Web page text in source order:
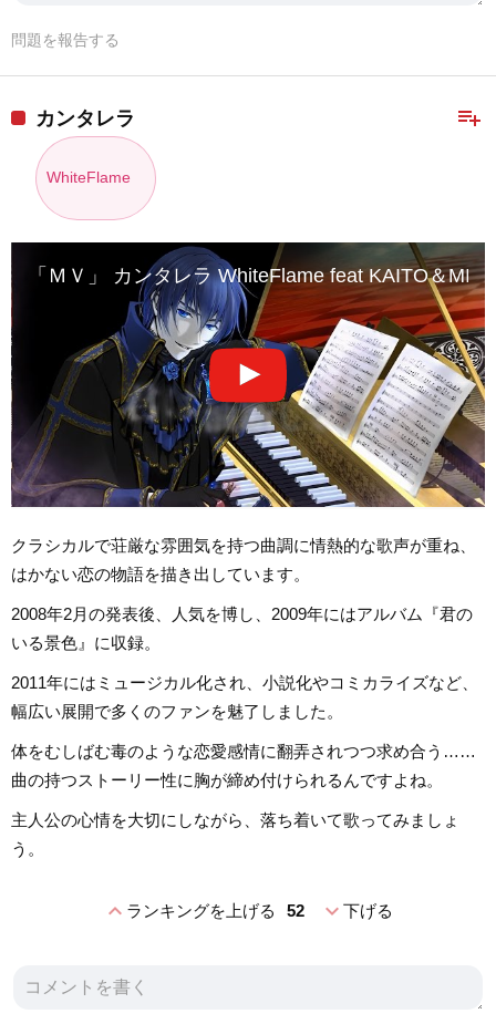
問題を報告する
playlist_add
カンタレラ
WhiteFlame
「ＭＶ」 カンタレラ WhiteFlame feat KAITO＆
クラシカルで荘厳な雰囲気を持つ曲調に情熱的な歌声が重ね、
はかない恋の物語を描き出しています。
2008年2月の発表後、人気を博し、2009年にはアルバム『君の
いる景色』に収録。
2011年にはミュージカル化され、小説化やコミカライズなど、
幅広い展開で多くのファンを魅了しました。
体をむしばむ毒のような恋愛感情に翻弄されつつ求め合う……
曲の持つストーリー性に胸が締め付けられるんですよね。
主人公の心情を大切にしながら、落ち着いて歌ってみましょ
う。
expand_lessランキングを上げる 52 expand_more下げる